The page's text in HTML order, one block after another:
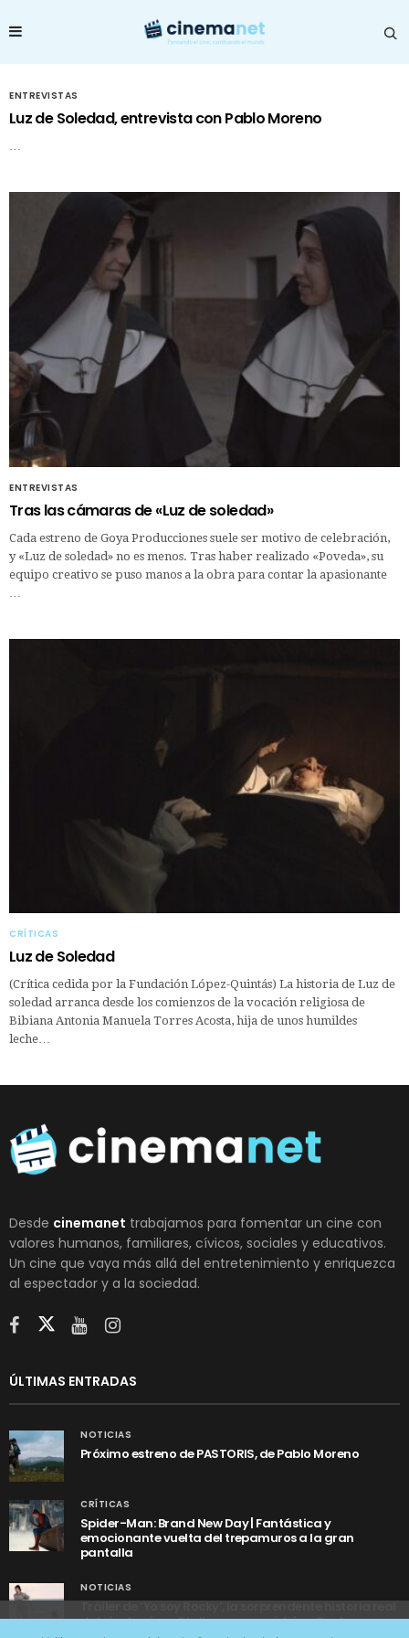
ENTREVISTAS
Luz de Soledad, entrevista con Pablo Moreno
ENTREVISTAS
Tras las cámaras de «Luz de soledad»
Cada estreno de Goya Producciones suele ser motivo de celebración,
y «Luz de soledad» no es menos. Tras haber realizado «Poveda», su
equipo creativo se puso manos a la obra para contar la apasionante
CRÍTICAS
Luz de Soledad
(Crítica cedida por la Fundación López-Quintás) La historia de Luz de
soledad arranca desde los comienzos de la vocación religiosa de
Bibiana Antonia Manuela Torres Acosta, hija de unos humildes
leche…
Desde cinemanet trabajamos para fomentar un cine con
valores humanos, familiares, cívicos, sociales y educativos.
Un cine que vaya más allá del entretenimiento y enriquezca
al espectador y a la sociedad.
ÚLTIMAS ENTRADAS
NOTICIAS
Próximo estreno de PASTORIS, de Pablo Moreno
CRÍTICAS
Spider-Man: Brand New Day | Fantástica y
emocionante vuelta del trepamuros a la gran
pantalla
NOTICIAS
Tráiler de ‘Yo soy Rocky’, la sorprendente historia real
detrás de cómo Stallone se convirtió en Rocky